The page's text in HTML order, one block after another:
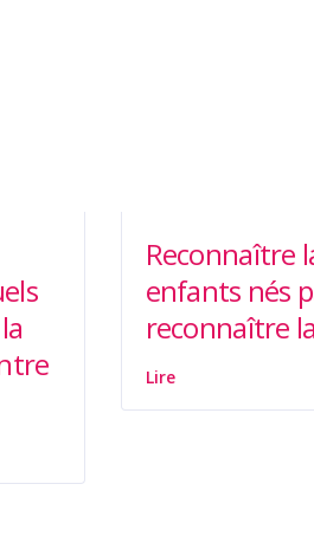
Reconnaître
enfants nés
reconnaître
Lire